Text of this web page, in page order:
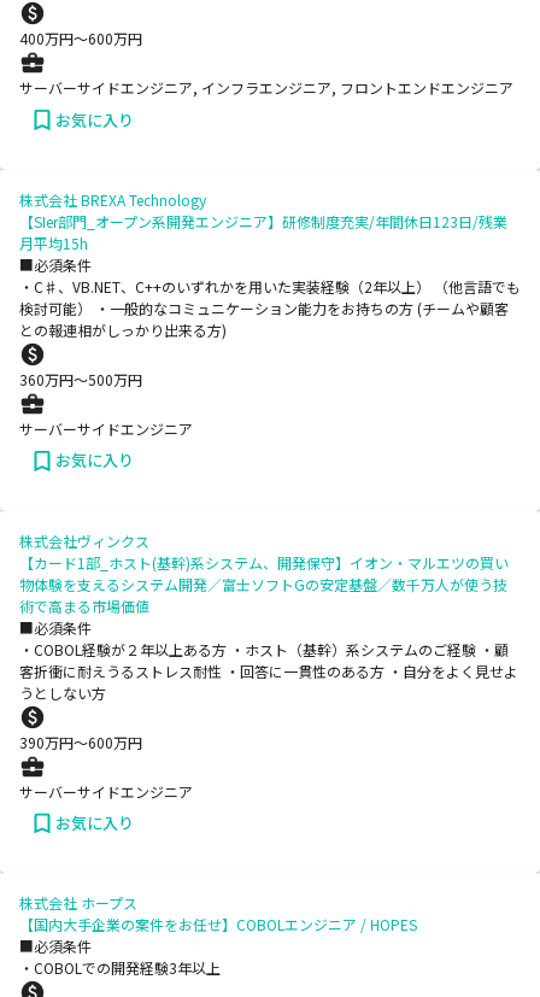
400万円〜600万円
サーバーサイドエンジニア, インフラエンジニア, フロントエンドエンジニア
お気に入り
株式会社 BREXA Technology
【SIer部門_オープン系開発エンジニア】研修制度充実/年間休日123日/残業
月平均15h
■必須条件
・C♯、VB.NET、C++のいずれかを用いた実装経験（2年以上） （他言語でも
検討可能） ・一般的なコミュニケーション能力をお持ちの方 (チームや顧客
との報連相がしっかり出来る方)
360万円〜500万円
サーバーサイドエンジニア
お気に入り
株式会社ヴィンクス
【カード1部_ホスト(基幹)系システム、開発保守】イオン・マルエツの買い
物体験を支えるシステム開発／富士ソフトGの安定基盤／数千万人が使う技
術で高まる市場価値
■必須条件
・COBOL経験が２年以上ある方 ・ホスト（基幹）系システムのご経験 ・顧
客折衝に耐えうるストレス耐性 ・回答に一貫性のある方 ・自分をよく見せよ
うとしない方
390万円〜600万円
サーバーサイドエンジニア
お気に入り
株式会社 ホープス
【国内大手企業の案件をお任せ】COBOLエンジニア / HOPES
■必須条件
・COBOLでの開発経験3年以上